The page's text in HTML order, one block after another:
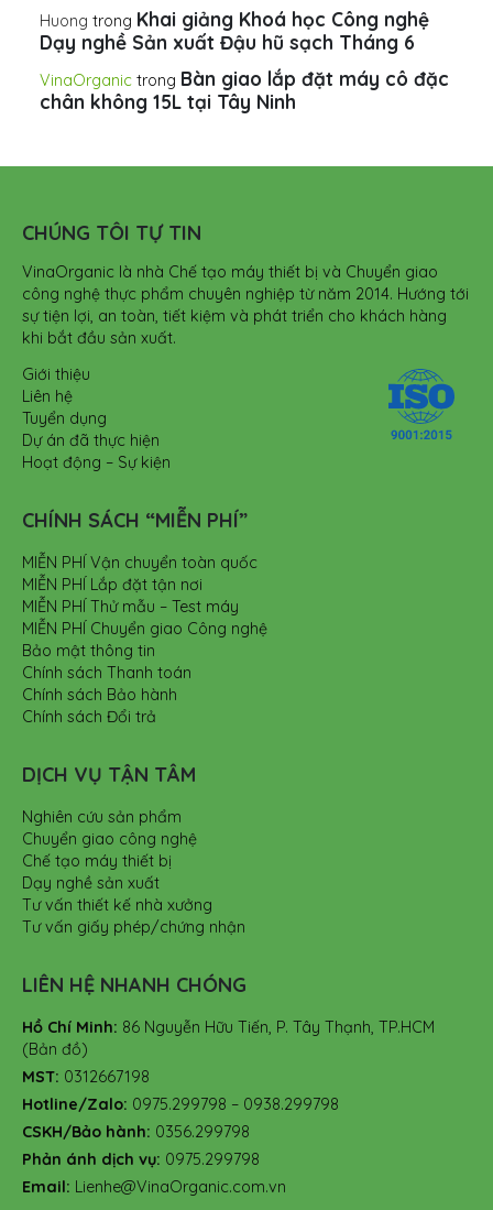
Huong trong Khai giảng Khoá học Công nghệ
Dạy nghề Sản xuất Đậu hũ sạch Tháng 6
VinaOrganic trong Bàn giao lắp đặt máy cô đặc
chân không 15L tại Tây Ninh
CHÚNG TÔI TỰ TIN
VinaOrganic là nhà Chế tạo máy thiết bị và Chuyển giao
công nghệ thực phẩm chuyên nghiệp từ năm 2014. Hướng tới
sự tiện lợi, an toàn, tiết kiệm và phát triển cho khách hàng
khi bắt đầu sản xuất.
Giới thiệu
Liên hệ
Tuyển dụng
Dự án đã thực hiện
Hoạt động – Sự kiện
CHÍNH SÁCH “MIỄN PHÍ”
MIỄN PHÍ Vận chuyển toàn quốc
MIỄN PHÍ Lắp đặt tận nơi
MIỄN PHÍ Thử mẫu – Test máy
MIỄN PHÍ Chuyển giao Công nghệ
Bảo mật thông tin
Chính sách Thanh toán
Chính sách Bảo hành
Chính sách Đổi trả
DỊCH VỤ TẬN TÂM
Nghiên cứu sản phẩm
Chuyển giao công nghệ
Chế tạo máy thiết bị
Dạy nghề sản xuất
Tư vấn thiết kế nhà xưởng
Tư vấn giấy phép/chứng nhận
LIÊN HỆ NHANH CHÓNG
Hồ Chí Minh: 86 Nguyễn Hữu Tiến, P. Tây Thạnh, TP.HCM
(Bản đồ)
MST: 0312667198
Hotline/Zalo: 0975.299798 – 0938.299798
CSKH/Bảo hành: 0356.299798
Phản ánh dịch vụ: 0975.299798
Email: Lienhe@VinaOrganic.com.vn